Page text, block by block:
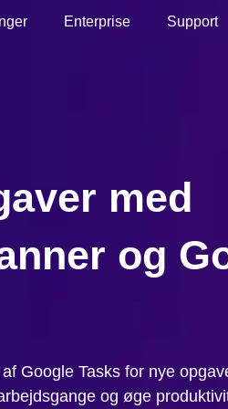
Enterprise Support
med
og
Google Tasks for nye
og øge